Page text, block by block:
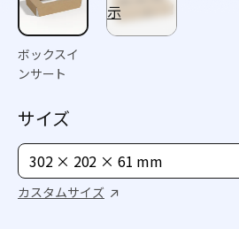
ボックスイ
ンサート
示
サイズ
302 × 202 × 61 mm
カスタムサイズ